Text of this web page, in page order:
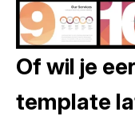
Of wil je
template